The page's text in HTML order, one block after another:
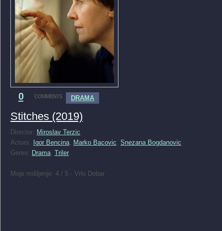
0 COMMENTS DRAMA
Stitches (2019)
Director: Miroslav Terzic
Actors:
Igor Bencina, Marko Bacovic, Snezana Bogdanovic
Genre: Drama, Triler
Moje mišljenje: 4 / 5 - Vrlo Dobar